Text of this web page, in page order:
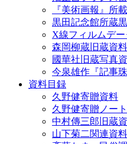
『美術画報』所
黒田記念館所蔵
X線フィルムデー
森岡柳蔵旧蔵資料
國華社旧蔵写真
今泉雄作『記事珠
資料目録
久野健寄贈資料
久野健寄贈ノー
中村傳三郎旧蔵
山下菊二関連資料